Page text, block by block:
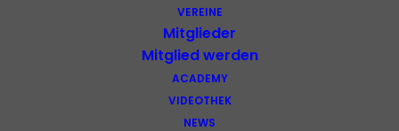
VEREINE
Mitglieder
Mitglied werden
ACADEMY
VIDEOTHEK
NEWS